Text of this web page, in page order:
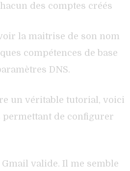
des comptes créés
la maitrise de son nom
compétences de base
DNS.
un véritable tutorial, voici
permettant de configurer
valide. Il me semble